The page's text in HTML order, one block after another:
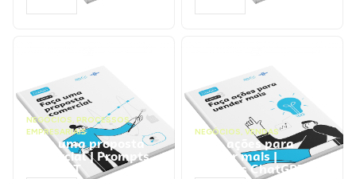
NEGÓCIOS, PROCESSOS
EMPRESARIAIS
Faça uma proposta
comercial | Prompts
ChatGPT
NEGÓCIOS, VENDAS
Faça ações para
vender mais |
Prompts ChatGPT